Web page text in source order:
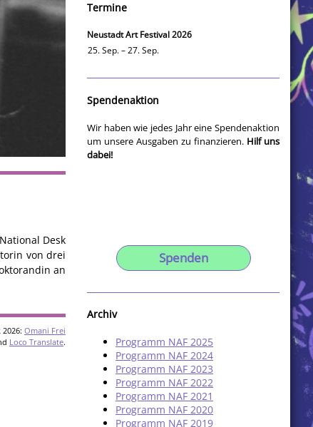
Desk
von drei
an
Omani Frei
Loco Translate.
Termine
Neustadt Art Festival 2026
25. Sep. – 27. Sep.
Spendenaktion
Wir haben wie jedes Jahr eine Spendenaktion
um unsere Ausgaben zu finanzieren. Hilf uns
dabei!
Spenden
Archiv
Programm NAF 2025
Programm NAF 2024
Programm NAF 2023
Programm NAF 2022
Programm NAF 2021
Programm NAF 2020
Programm NAF 2019